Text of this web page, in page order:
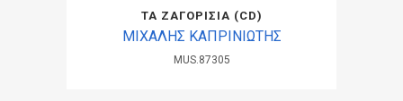
ΤΑ ΖΑΓΟΡΙΣΙΑ (CD)
ΜΙΧΑΛΗΣ ΚΑΠΡΙΝΙΩΤΗΣ
MUS.87305